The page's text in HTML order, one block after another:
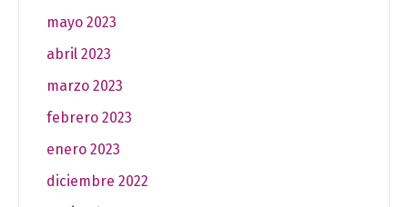
mayo 2023
abril 2023
marzo 2023
febrero 2023
enero 2023
diciembre 2022